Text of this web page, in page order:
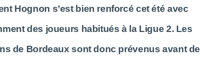
Hognon s’est bien renforcé cet été avec
des joueurs habitués à la Ligue 2. Les
de Bordeaux sont donc prévenus avant de